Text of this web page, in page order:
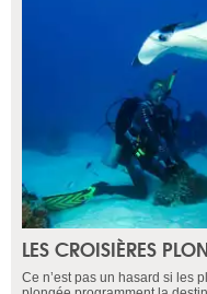
LES CROISIÈRES
Ce n’est pas un hasard si les